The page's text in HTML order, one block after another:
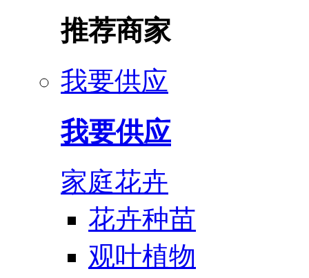
推荐商家
我要供应
我要供应
家庭花卉
花卉种苗
观叶植物